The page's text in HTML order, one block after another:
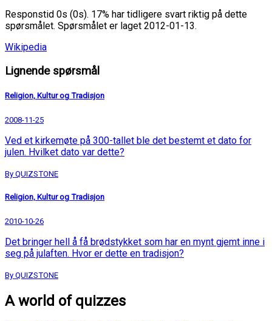
Responstid 0s (0s). 17% har tidligere svart riktig på dette
spørsmålet. Spørsmålet er laget 2012-01-13.
Wikipedia
Lignende spørsmål
Religion, Kultur og Tradisjon
2008-11-25
Ved et kirkemøte på 300-tallet ble det bestemt et dato for
julen. Hvilket dato var dette?
By QUIZSTONE
Religion, Kultur og Tradisjon
2010-10-26
Det bringer hell å få brødstykket som har en mynt gjemt inne i
seg på julaften. Hvor er dette en tradisjon?
By QUIZSTONE
A world of quizzes